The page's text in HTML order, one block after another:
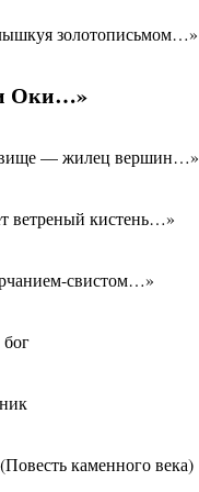
золотописьмом…»
Оки…»
— жилец вершин…»
ветреный кистень…»
свистом…»
каменного века)